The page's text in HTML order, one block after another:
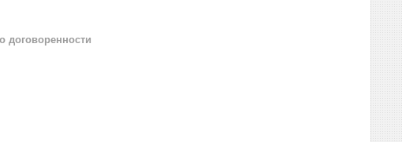
договоренности